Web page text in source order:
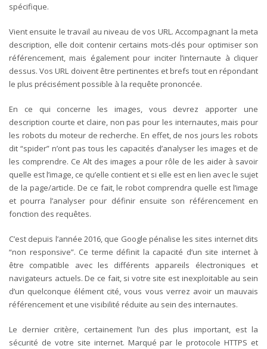
spécifique.
Vient ensuite le travail au niveau de vos URL. Accompagnant la meta
description, elle doit contenir certains mots-clés pour optimiser son
référencement, mais également pour inciter l’internaute à cliquer
dessus. Vos URL doivent être pertinentes et brefs tout en répondant
le plus précisément possible à la requête prononcée.
En ce qui concerne les images, vous devrez apporter une
description courte et claire, non pas pour les internautes, mais pour
les robots du moteur de recherche. En effet, de nos jours les robots
dit “spider” n’ont pas tous les capacités d’analyser les images et de
les comprendre. Ce Alt des images a pour rôle de les aider à savoir
quelle est l’image, ce qu’elle contient et si elle est en lien avec le sujet
de la page/article. De ce fait, le robot comprendra quelle est l’image
et pourra l’analyser pour définir ensuite son référencement en
fonction des requêtes.
C’est depuis l’année 2016, que Google pénalise les sites internet dits
“non responsive”. Ce terme définit la capacité d’un site internet à
être compatible avec les différents appareils électroniques et
navigateurs actuels. De ce fait, si votre site est inexploitable au sein
d’un quelconque élément cité, vous vous verrez avoir un mauvais
référencement et une visibilité réduite au sein des internautes.
Le dernier critère, certainement l’un des plus important, est la
sécurité de votre site internet. Marqué par le protocole HTTPS et